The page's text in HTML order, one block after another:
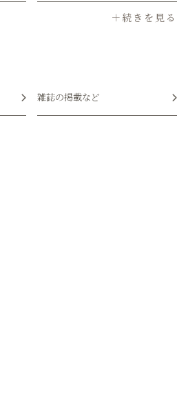
雑誌の掲載など